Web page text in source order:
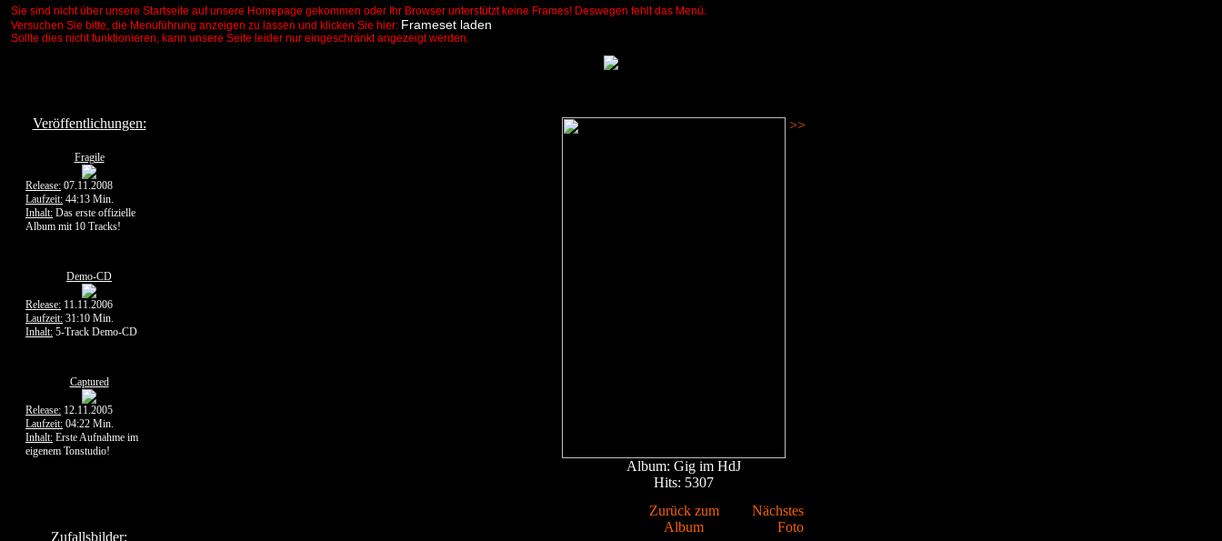
Sie sind nicht über unsere Startseite auf unsere Homepage gekommen oder Ihr Browser unterstützt keine Frames! Deswegen fehlt das Menü.
Versuchen Sie bitte, die Menüführung anzeigen zu lassen und klicken Sie hier: Frameset laden
Sollte dies nicht funktionieren, kann unsere Seite leider nur eingeschränkt angezeigt werden.
Veröffentlichungen:
Fragile
Release: 07.11.2008
Laufzeit: 44:13 Min.
Inhalt: Das erste offizielle
Album mit 10 Tracks!
Demo-CD
Release: 11.11.2006
Laufzeit: 31:10 Min.
Inhalt: 5-Track Demo-CD
Captured
Release: 12.11.2005
Laufzeit: 04:22 Min.
Inhalt: Erste Aufnahme im
eigenem Tonstudio!
Zufallsbilder:
>>
Album: Gig im HdJ
Hits: 5307
Zurück zum
Album
Nächstes
Foto